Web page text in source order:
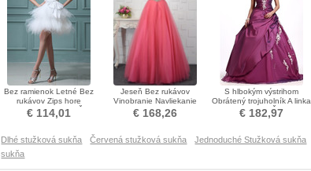
Bez ramienok Letné Bez
rukávov Zips hore
Princezná Stužková Šaty
€ 114,01
Jeseň Bez rukávov
Vinobranie Navliekanie
korálok Prom Obleko
€ 168,26
S hlbokým výstrihom
Obrátený trojuholník A linka
Stužková Šaty
€ 182,97
Dlhé stužková sukňa Červená stužková sukňa Jednoduché Stužková sukňa
sukňa